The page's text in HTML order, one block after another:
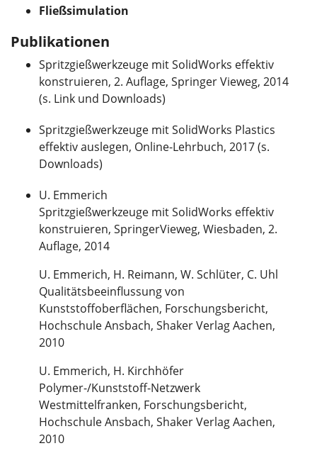
Fließsimulation
Publikationen
Spritzgießwerkzeuge mit SolidWorks effektiv
konstruieren, 2. Auflage, Springer Vieweg, 2014
(s. Link und Downloads)
Spritzgießwerkzeuge mit SolidWorks Plastics
effektiv auslegen, Online-Lehrbuch, 2017 (s.
Downloads)
U. Emmerich
Spritzgießwerkzeuge mit SolidWorks effektiv
konstruieren, SpringerVieweg, Wiesbaden, 2.
Auflage, 2014
U. Emmerich, H. Reimann, W. Schlüter, C. Uhl
Qualitätsbeeinflussung von
Kunststoffoberflächen, Forschungsbericht,
Hochschule Ansbach, Shaker Verlag Aachen,
2010
U. Emmerich, H. Kirchhöfer
Polymer-/Kunststoff-Netzwerk
Westmittelfranken, Forschungsbericht,
Hochschule Ansbach, Shaker Verlag Aachen,
2010